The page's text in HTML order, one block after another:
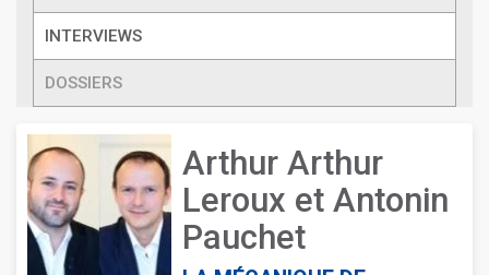
INTERVIEWS
DOSSIERS
Arthur Arthur
Leroux et Antonin
Pauchet